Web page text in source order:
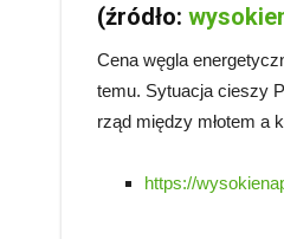
(źródło:
Cena węgla
temu. Sytuacja cieszy
rząd między młotem a
https://